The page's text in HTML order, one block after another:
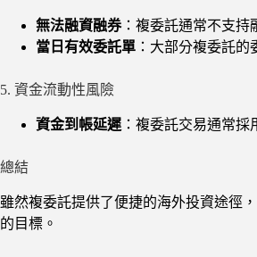
無法融資融券：複委託通常不支持
當日有效委託單 ：大部分複委託
5. 資金流動性風險
資金到帳延遲 ：複委託交易通常
總結
雖然複委託提供了便捷的海外投資途徑
的目標。